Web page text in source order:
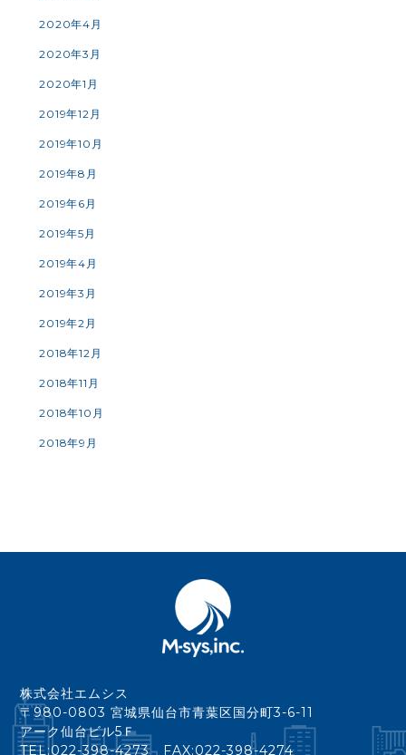
2020年4月
2020年3月
2020年1月
2019年12月
2019年10月
2019年8月
2019年6月
2019年5月
2019年4月
2019年3月
2019年2月
2018年12月
2018年11月
2018年10月
2018年9月
株式会社エムシス
〒980-0803 宮城県仙台市青葉区国分町3-6-11
アーク仙台ビル5Ｆ
TEL:022-398-4273 FAX:022-398-4274